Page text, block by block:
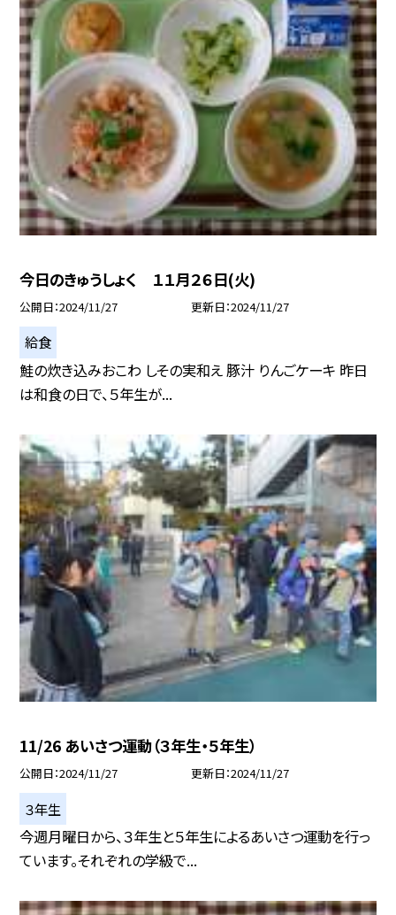
今日のきゅうしょく １１月２６日(火)
公開日 2024/11/27 更新日 2024/11/27
給食
鮭の炊き込みおこわ しその実和え 豚汁 りんごケーキ 昨日
は和食の日で、５年生が...
11/26 あいさつ運動（３年生・５年生）
公開日 2024/11/27 更新日 2024/11/27
３年生
今週月曜日から、３年生と５年生によるあいさつ運動を行っ
ています。それぞれの学級で...